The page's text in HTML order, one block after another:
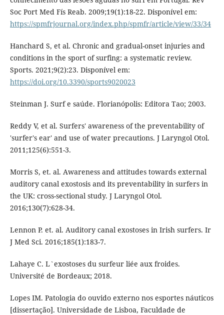
Soc Port Med Fís Reab. 2009;19(1):18-22. Disponível em:
https://spmfrjournal.org/index.php/spmfr/article/view/33/34
Hanchard S, et al. Chronic and gradual-onset injuries and
conditions in the sport of surfing: a systematic review.
Sports. 2021;9(2):23. Disponível em:
https://doi.org/10.3390/sports9020023
Steinman J. Surf e saúde. Florianópolis: Editora Tao; 2003.
Reddy V, et al. Surfers' awareness of the preventability of
'surfer's ear' and use of water precautions. J Laryngol Otol.
2011;125(6):551-3.
Morris S, et. al. Awareness and attitudes towards external
auditory canal exostosis and its preventability in surfers in
the UK: cross-sectional study. J Laryngol Otol.
2016;130(7):628-34.
Lennon P. et. al. Auditory canal exostoses in Irish surfers. Ir
J Med Sci. 2016;185(1):183-7.
Lahaye C. L`exostoses du surfeur liée aux froides.
Université de Bordeaux; 2018.
Lopes IM. Patologia do ouvido externo nos esportes náuticos
[dissertação]. Universidade de Lisboa, Faculdade de